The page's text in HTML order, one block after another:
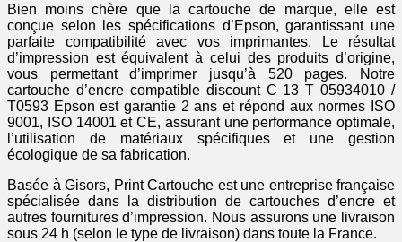
Bien moins chère que la cartouche de marque, elle est
conçue selon les spécifications d’Epson, garantissant une
parfaite compatibilité avec vos imprimantes. Le résultat
d’impression est équivalent à celui des produits d’origine,
vous permettant d’imprimer jusqu’à 520 pages. Notre
cartouche d’encre compatible discount C 13 T 05934010 /
T0593 Epson est garantie 2 ans et répond aux normes ISO
9001, ISO 14001 et CE, assurant une performance optimale,
l’utilisation de matériaux spécifiques et une gestion
écologique de sa fabrication.
Basée à Gisors, Print Cartouche est une entreprise française
spécialisée dans la distribution de cartouches d’encre et
autres fournitures d’impression. Nous assurons une livraison
sous 24 h (selon le type de livraison) dans toute la France.